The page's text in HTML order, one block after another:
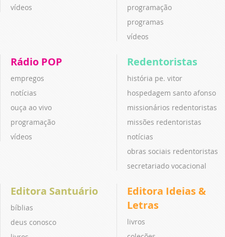
vídeos
programação
programas
vídeos
Rádio POP
empregos
notícias
ouça ao vivo
programação
vídeos
Redentoristas
história pe. vitor
hospedagem santo afonso
missionários redentoristas
missões redentoristas
notícias
obras sociais redentoristas
secretariado vocacional
Editora Santuário
bíblias
deus conosco
Editora Ideias &
Letras
livros